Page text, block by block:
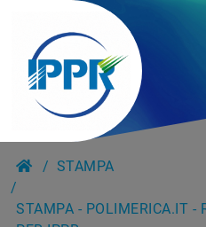
STAMPA
STAMPA - POLIMERICA.IT -